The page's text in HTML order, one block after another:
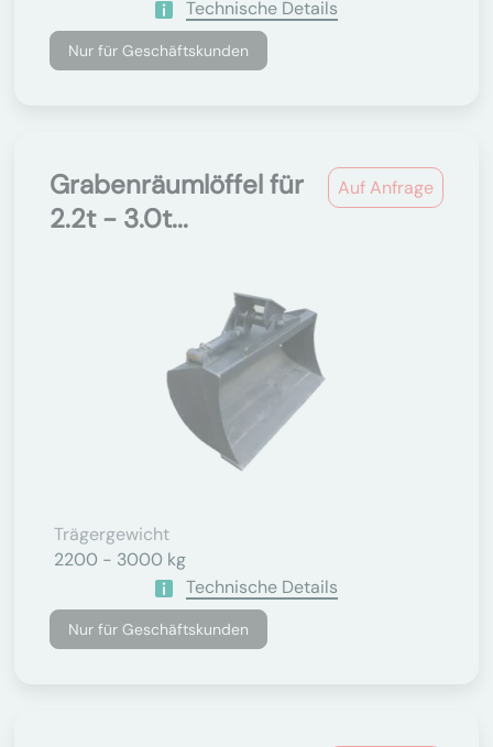
Technische Details
Nur für Geschäftskunden
Auf Anfrage
Grabenräumlöffel für
2.2t - 3.0t...
Trägergewicht
2200 - 3000 kg
Technische Details
Nur für Geschäftskunden